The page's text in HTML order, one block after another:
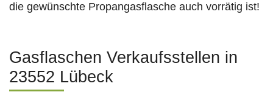
die gewünschte Propangasflasche auch vorrätig ist!
Gasflaschen Verkaufsstellen in
23552 Lübeck